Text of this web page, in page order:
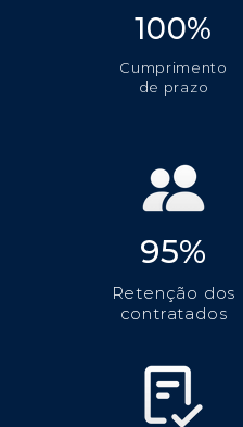
100%
Cumprimento
de prazo
95%
Retenção dos
contratados